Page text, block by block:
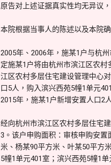
原告对上述证据真实性均无异议
本院根据当事人的陈述以及本院
2005年、2006年，施某1户与杭
定施某1户将由杭州市滨江区农
江区农村多层住宅建设管理中心
口5人，购入滨兴西苑5幢1单元
2015年，施某1户新增安置人口2
经向杭州市滨江区农村多层住宅
3。该户申购面积：审核申购安置
米、杨某90平方米、叶某50平方
5幢1单元401室；滨兴西苑5幢1